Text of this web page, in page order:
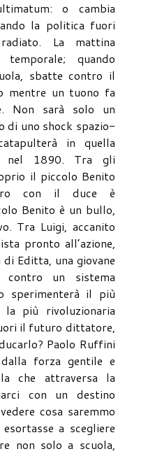
o cambia
la politica fuori
La mattina
temporale; quando
sbatte contro il
mentre un tuono fa
Non sarà solo un
di uno shock spazio-
in quella
nel 1890. Tra gli
il piccolo Benito
con il duce è
Benito è un bullo,
Tra Luigi, accanito
pronto all’azione,
Editta, una giovane
un sistema
sperimenterà il più
più rivoluzionaria
il futuro dittatore,
Paolo Ruffini
forza gentile e
che attraversa la
con un destino
cosa saremmo
a scegliere
non solo a scuola,